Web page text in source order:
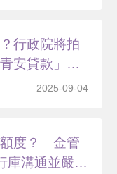
行政院將拍
青安貸款」
2025-09-04
額度？ 金管
庫溝通並嚴